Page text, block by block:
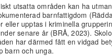
utsatta områden kan ha
barnfattigdom
eller upptas i kriminella
senare år (BRÅ, 2023).
har därmed fått en vidgad
barn och unga.